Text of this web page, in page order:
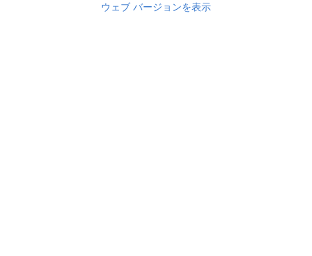
ウェブ バージョンを表示